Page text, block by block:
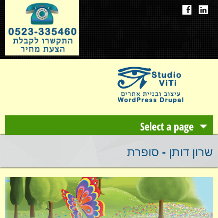
Select a page
אודות
עיצוב ובניית אתרים
תיק עבודות
שרון דותן - סופרת